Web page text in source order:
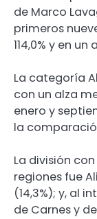
de Marco
primeros
114,0% y en un
La categoría
con un alza
enero y
la
La división
regiones fue
(14,3%); y, al
de Carnes y